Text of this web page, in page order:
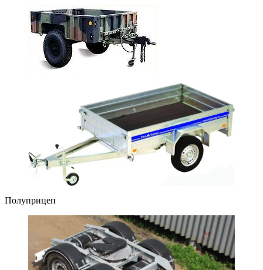
Полуприцеп